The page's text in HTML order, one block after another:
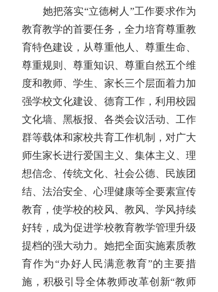
她把落实“立德树人”工作要求作为
教育教学的首要任务，全力培育尊重教
育特色建设，从尊重他人、尊重生命、
尊重规则、尊重知识、尊重自然五个维
度和教师、学生、家长三个层面着力加
强学校文化建设、德育工作，利用校园
文化墙、黑板报、各类会议活动、工作
群等载体和家校共育工作机制，对广大
师生家长进行爱国主义、集体主义、理
想信念、传统文化、社会公德、民族团
结、法治安全、心理健康等全要素宣传
教育，使学校的校风、教风、学风持续
好转，成为促进学校教育教学管理升级
提档的强大动力。她把全面实施素质教
育作为“办好人民满意教育”的主要措
施，积极引导全体教师改革创新“教师